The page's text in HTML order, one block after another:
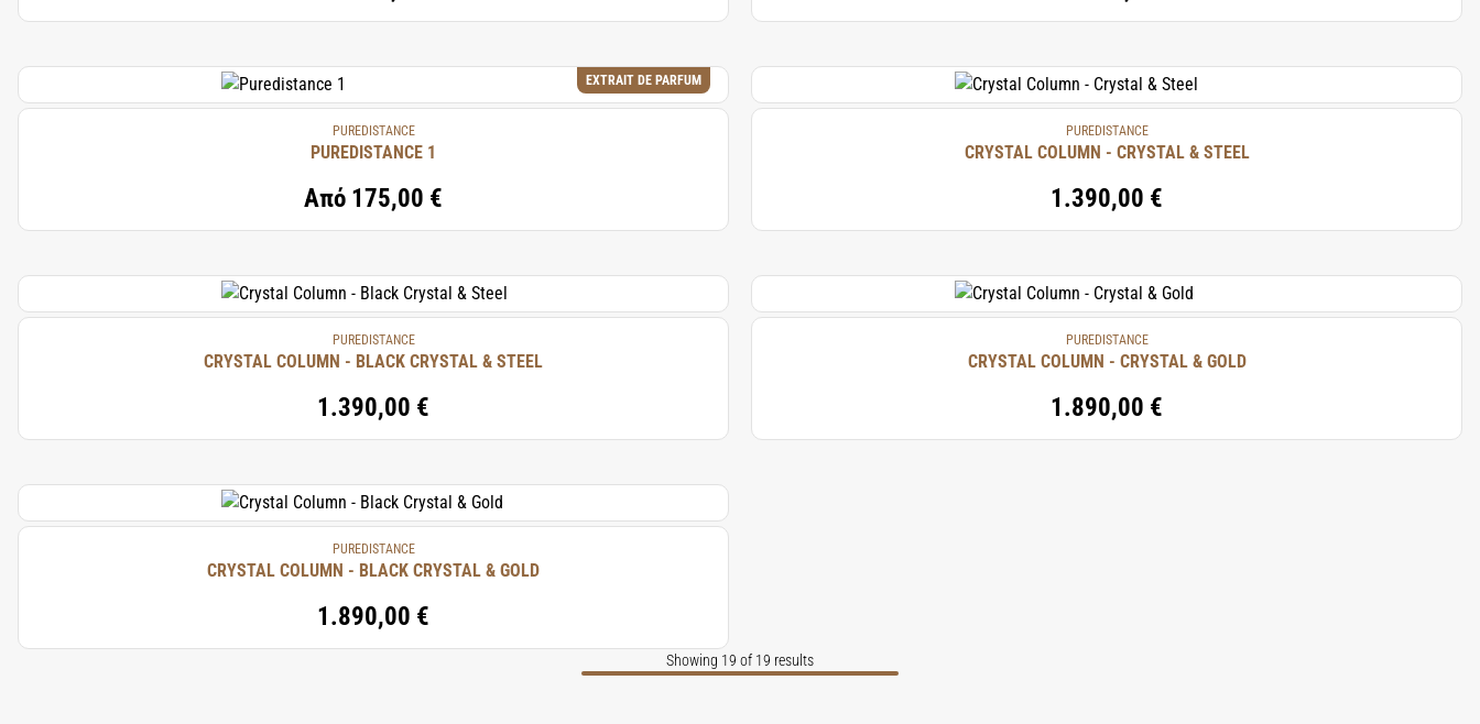
EXTRAIT DE PARFUM
PUREDISTANCE
PUREDISTANCE 1
Από 175,00 €
PUREDISTANCE
CRYSTAL COLUMN - CRYSTAL & STEEL
1.390,00 €
PUREDISTANCE
CRYSTAL COLUMN - BLACK CRYSTAL & STEEL
1.390,00 €
PUREDISTANCE
CRYSTAL COLUMN - CRYSTAL & GOLD
1.890,00 €
PUREDISTANCE
CRYSTAL COLUMN - BLACK CRYSTAL & GOLD
1.890,00 €
Showing 19 of 19 results